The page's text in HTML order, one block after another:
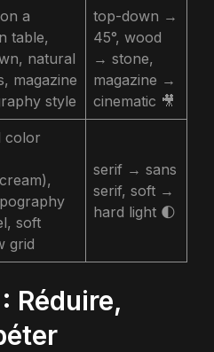
a
table,
natural
magazine
style
top-down →
45°, wood
→ stone,
magazine →
cinematic 🎥
color
soft
grid
serif → sans
serif, soft →
hard light 🌓
Réduire,